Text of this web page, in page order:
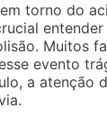
torno do
Muitos
evento
a atenção